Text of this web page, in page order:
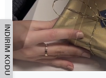
İNDIRIM KODU